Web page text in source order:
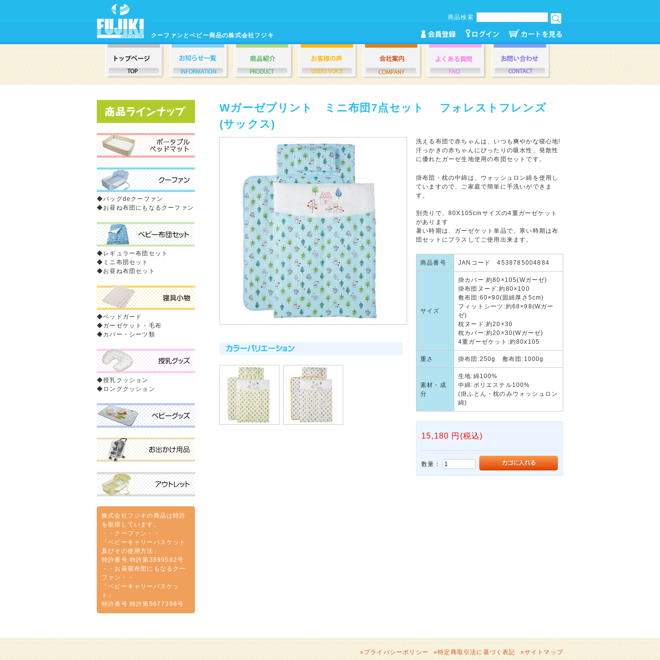
クーファンとベビー商品の株式会社フジキ
商品検索
◆バッグdeクーファン
◆お昼ね布団にもなるクーファン
◆レギュラー布団セット
◆ ミニ布団セット
◆お昼ね布団セット
◆ベッドガード
◆ガーゼケット・毛布
◆カバー・シーツ類
◆授乳クッション
◆ ロングクッション
株式会社フジキの商品は特許
を取得しています。
・・クーファン・・
「ベビーキャリーバスケット
及びその使用方法」
特許番号 特許第3599582号
・・お昼寝布団にもなるクー
ファン・・
「ベビーキャリーバスケッ
ト」
特許番号 特許第5677398号
Wガーゼプリント ミニ布団7点セット フォレストフレンズ
(サックス)
洗える布団で赤ちゃんは、いつも爽やかな寝心地!
汗っかきの赤ちゃんにぴったりの吸水性、発散性
に優れたガーゼ生地使用の布団セットです。
掛布団・枕の中綿は、ウォッシュロン綿を使用し
ていますので、ご家庭で簡単に手洗いができま
す。
別売りで、80X105cmサイズの4重ガーゼケット
があります
暑い時期は、ガーゼケット単品で、寒い時期は布
団セットにプラスしてご使用出来ます。
商品番号 JANコード 4538785004884
サイズ
掛カバー:約80×105(Wガーゼ)
掛布団ヌード:約80×100
敷布団:60×90(固綿厚さ5cm)
フィットシーツ:約68×98(Wガー
ゼ)
枕ヌード:約20×30
枕カバー:約20×30(Wガーゼ)
4重ガーゼケット:約80x105
重さ 掛布団:250g 敷布団:1000g
素材・成
分
生地:綿100%
中綿:ポリエステル100%
(掛ふとん・枕のみウォッシュロン
綿)
15,180 円(税込)
数量：
»プライバシーポリシー »特定商取引法に基づく表記 »サイトマップ